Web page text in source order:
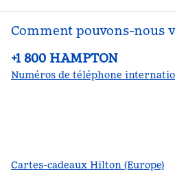
Comment pouvons-nous
Téléphone :
+1 800 HAMPTON
Numéros de téléphone
Cartes-cadeaux Hilton (Europe)